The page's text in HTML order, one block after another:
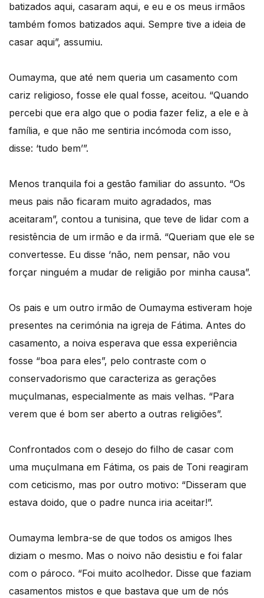
batizados aqui, casaram aqui, e eu e os meus irmãos
também fomos batizados aqui. Sempre tive a ideia de
casar aqui”, assumiu.
Oumayma, que até nem queria um casamento com
cariz religioso, fosse ele qual fosse, aceitou. “Quando
percebi que era algo que o podia fazer feliz, a ele e à
família, e que não me sentiria incómoda com isso,
disse: ‘tudo bem’”.
Menos tranquila foi a gestão familiar do assunto. “Os
meus pais não ficaram muito agradados, mas
aceitaram”, contou a tunisina, que teve de lidar com a
resistência de um irmão e da irmã. “Queriam que ele se
convertesse. Eu disse ‘não, nem pensar, não vou
forçar ninguém a mudar de religião por minha causa”.
Os pais e um outro irmão de Oumayma estiveram hoje
presentes na cerimónia na igreja de Fátima. Antes do
casamento, a noiva esperava que essa experiência
fosse “boa para eles”, pelo contraste com o
conservadorismo que caracteriza as gerações
muçulmanas, especialmente as mais velhas. “Para
verem que é bom ser aberto a outras religiões”.
Confrontados com o desejo do filho de casar com
uma muçulmana em Fátima, os pais de Toni reagiram
com ceticismo, mas por outro motivo: “Disseram que
estava doido, que o padre nunca iria aceitar!”.
Oumayma lembra-se de que todos os amigos lhes
diziam o mesmo. Mas o noivo não desistiu e foi falar
com o pároco. “Foi muito acolhedor. Disse que faziam
casamentos mistos e que bastava que um de nós